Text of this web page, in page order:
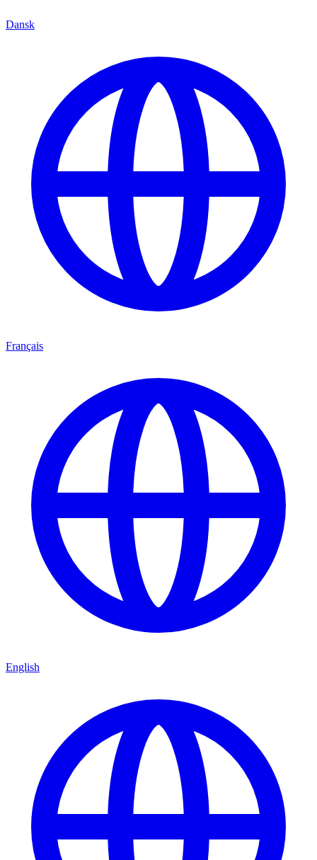
Dansk
Français
English